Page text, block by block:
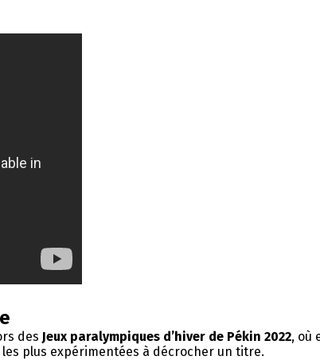
des Jeux paralympiques d’hiver de Pékin 2022, où
plus expérimentées à décrocher un titre.